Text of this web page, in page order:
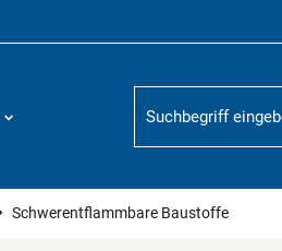
Suchbegriff
Schwerentflammbare Baustoffe